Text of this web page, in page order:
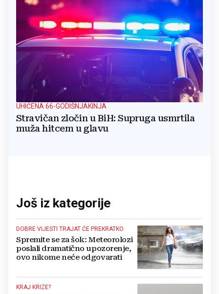
UHIĆENA 66-GODIŠNJAKINJA
Stravičan zločin u BiH: Supruga usmrtila
muža hitcem u glavu
Još iz kategorije
DOBRE VIJESTI TRAJAT ĆE PREKRATKO
Spremite se za šok: Meteorolozi
poslali dramatično upozorenje,
ovo nikome neće odgovarati
KRAJ KRIZE?